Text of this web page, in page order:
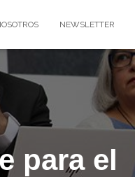
NEWSLETTER
para el